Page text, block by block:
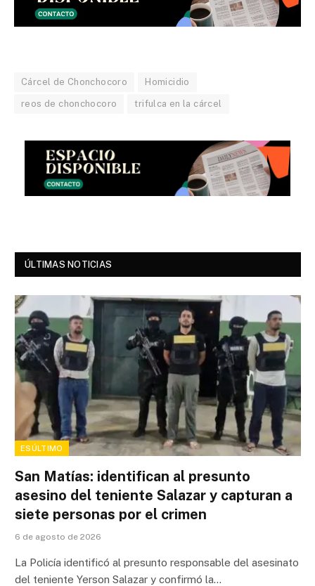
Cárcel de Chonchocoro Homicidio
reos de chonchocoro trifulca en la cárcel
ÚLTIMAS NOTICIAS
ESÚLTIMO
San Matías: identifican al presunto
asesino del teniente Salazar y capturan a
siete personas por el crimen
6 de agosto de 2026
La Policía identificó al presunto responsable del asesinato
del teniente Yerson Salazar y confirmó la…